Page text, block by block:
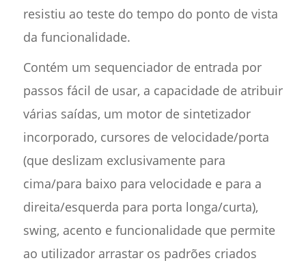
resistiu ao teste do tempo do ponto de vista
da funcionalidade.
Contém um sequenciador de entrada por
passos fácil de usar, a capacidade de atribuir
várias saídas, um motor de sintetizador
incorporado, cursores de velocidade/porta
(que deslizam exclusivamente para
cima/para baixo para velocidade e para a
direita/esquerda para porta longa/curta),
swing, acento e funcionalidade que permite
ao utilizador arrastar os padrões criados